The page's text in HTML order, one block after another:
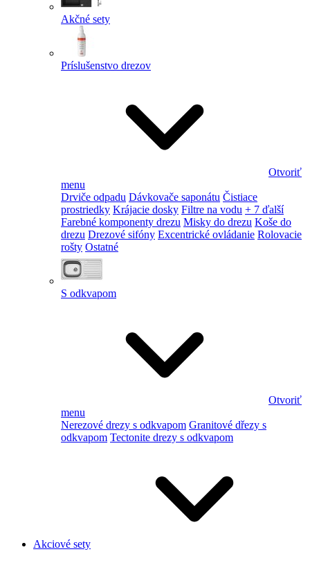
Akčné sety
Príslušenstvo drezov
Otvoriť
menu
Drviče odpadu Dávkovače saponátu Čistiace
prostriedky Krájacie dosky Filtre na vodu + 7 ďalší
Farebné komponenty drezu Misky do drezu Koše do
drezu Drezové sifóny Excentrické ovládanie Rolovacie
rošty Ostatné
S odkvapom
Otvoriť
menu
Nerezové drezy s odkvapom Granitové dřezy s
odkvapom Tectonite drezy s odkvapom
Akciové sety